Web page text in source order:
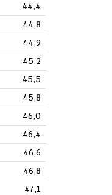
44,4
44,8
44,9
45,2
45,5
45,8
46,0
46,4
46,6
46,8
47,1